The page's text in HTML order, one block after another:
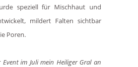
speziell für Mischhaut und
mildert Falten sichtbar
Poren.
Event im Juli mein Heiliger Gral an